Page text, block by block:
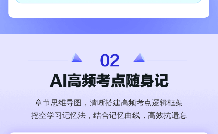
章节思维导图，清晰搭建高频考点逻辑框架
挖空学习记忆法，结合记忆曲线，高效抗遗忘